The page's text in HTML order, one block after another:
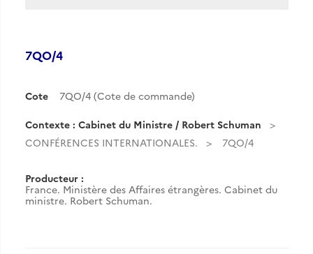
7QO/4
Cote 7QO/4 (Cote de commande)
Contexte : Cabinet du Ministre / Robert Schuman
CONFÉRENCES INTERNATIONALES.
7QO/4
Producteur :
France. Ministère des Affaires étrangères. Cabinet du
ministre. Robert Schuman.